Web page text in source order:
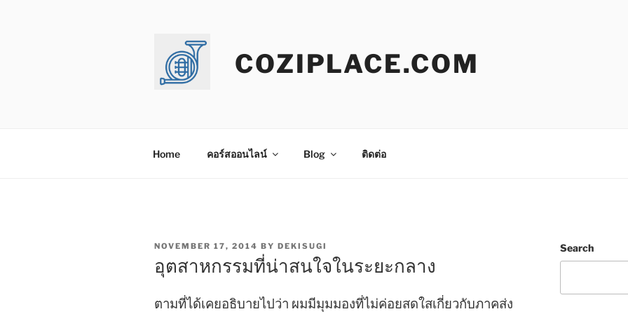
COZIPLACE.COM
Home คอร์สออนไลน์ Blog ติดต่อ
POSTED
NOVEMBER 17, 2014 BY DEKISUGI
อุตสาหกรรมที่น่าสนใจในระยะกลาง
ตามที่ได้เคยอธิบายไปว่า ผมมีมุมมองที่ไม่ค่อยสดใสเกี่ยวกับภาคส่ง
Search